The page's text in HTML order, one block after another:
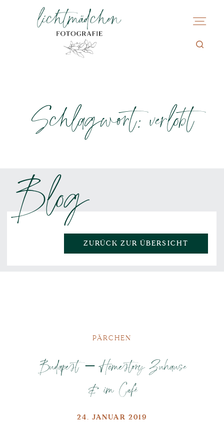
Schlagwort: verlobt
Blog
ZURÜCK ZUR ÜBERSICHT
PÄRCHEN
Budapest – Homestory Zuhause
& im Café
24. JANUAR 2019